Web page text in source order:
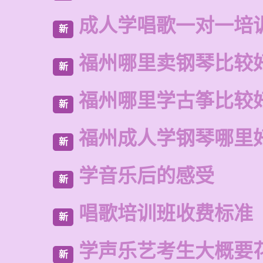
新 成人学唱歌一对一培
新 福州哪里卖钢琴比较
新 福州哪里学古筝比较
新 福州成人学钢琴哪里
新 学音乐后的感受
新 唱歌培训班收费标准
新 学声乐艺考生大概要